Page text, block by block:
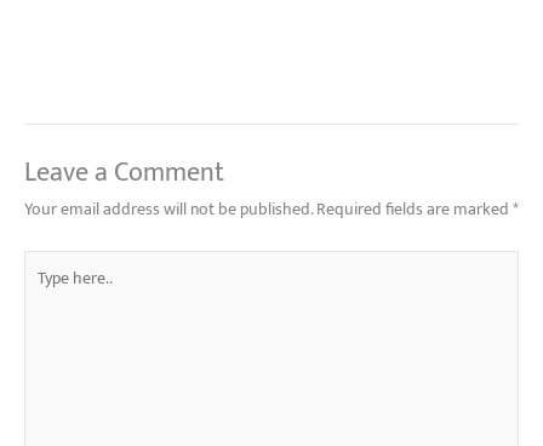
Leave a Comment
Your email address will not be published.Required fields are marked*
here..